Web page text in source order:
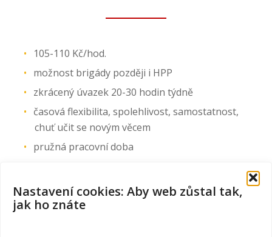
Nastavení cookies: Aby web zůstal tak,
jak ho znáte
105-110 Kč/hod.
možnost brigády později i HPP
zkrácený úvazek 20-30 hodin týdně
časová flexibilita, spolehlivost, samostatnost,
chuť učit se novým věcem
pružná pracovní doba
Uklízeč/ka na stavby